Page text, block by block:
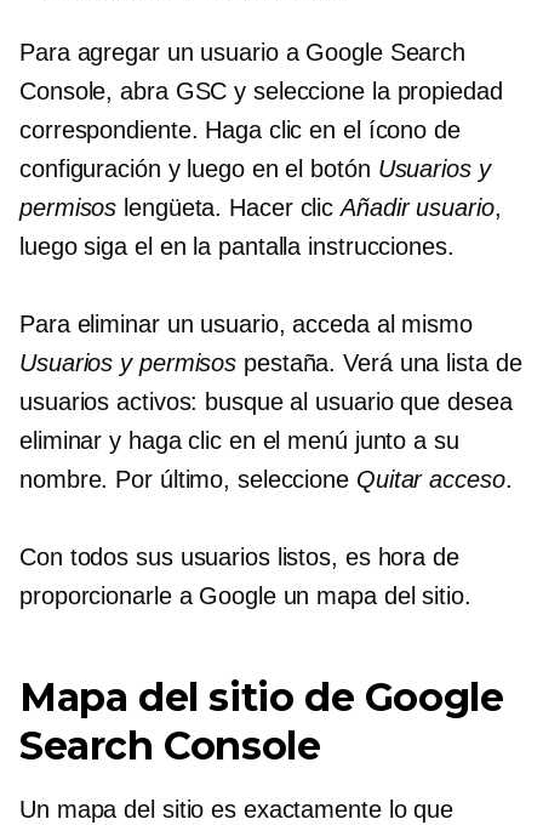
Para agregar un usuario a Google Search
Console, abra GSC y seleccione la propiedad
correspondiente. Haga clic en el ícono de
configuración y luego en el botón Usuarios y
permisos lengüeta. Hacer clicAñadir usuario,
luego siga el en la pantalla instrucciones.
Para eliminar un usuario, acceda al mismo
Usuarios y permisos pestaña. Verá una lista de
usuarios activos: busque al usuario que desea
eliminar y haga clic en el menú junto a su
nombre. Por último, seleccione Quitar acceso.
Con todos sus usuarios listos, es hora de
proporcionarle a Google un mapa del sitio.
Mapa del sitio de Google
Search Console
Un mapa del sitio es exactamente lo que